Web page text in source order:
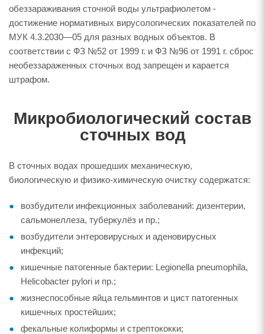
обеззараживания сточной воды ультрафиолетом -
достижение нормативных вирусологических показателей по
МУК 4.3.2030—05 для разных водных объектов. В
соответствии с ФЗ №52 от 1999 г. и ФЗ №96 от 1991 г. сброс
необеззараженных сточных вод запрещен и карается
штрафом.
Микробиологический состав
сточных вод
В сточных водах прошедших механическую,
биологическую и физико-химическую очистку содержатся:
возбудители инфекционных заболеваний: дизентерии,
сальмонеллеза, туберкулёз и пр.;
возбудители энтеровирусных и аденовирусных
инфекций;
кишечные патогенные бактерии: Legionella pneumophila,
Helicobacter pylori и пр.;
жизнеспособные яйца гельминтов и цист патогенных
кишечных простейших;
фекальные колиформы и стрептококки;